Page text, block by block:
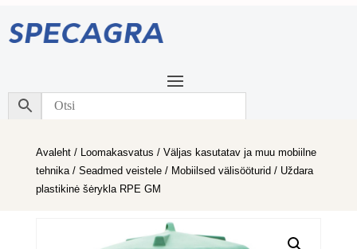
Avaleht/ Loomakasvatus / Väljas kasutatav ja muu mobiilne
tehnika/ Seadmed veistele/ Mobiilsed välisööturid / Uždara
plastikinė šėrykla RPE GM